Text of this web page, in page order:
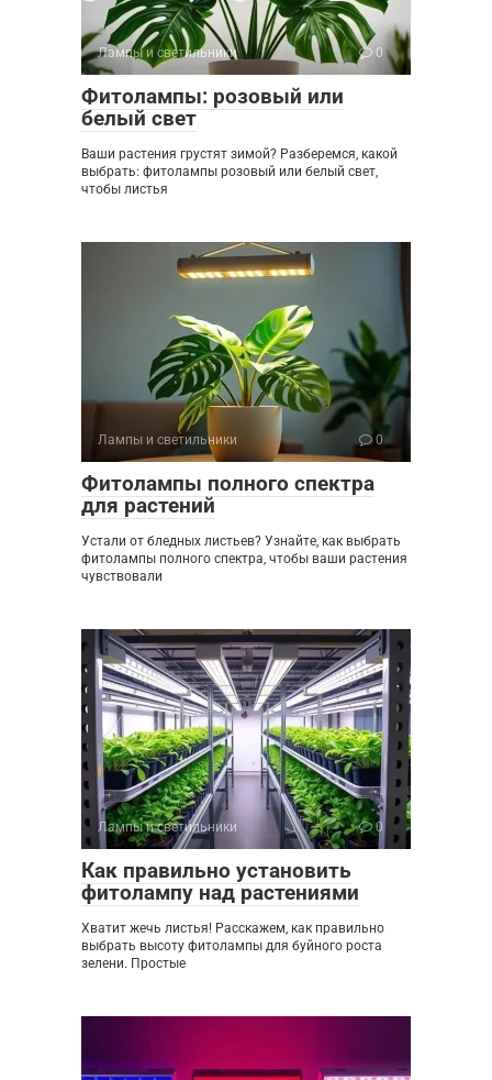
Лампы и светильники 0
Фитолампы: розовый или
белый свет
Ваши растения грустят зимой? Разберемся, какой
выбрать: фитолампы розовый или белый свет,
чтобы листья
Лампы и светильники 0
Фитолампы полного спектра
для растений
Устали от бледных листьев? Узнайте, как выбрать
фитолампы полного спектра, чтобы ваши растения
чувствовали
Лампы и светильники 0
Как правильно установить
фитолампу над растениями
Хватит жечь листья! Расскажем, как правильно
выбрать высоту фитолампы для буйного роста
зелени. Простые